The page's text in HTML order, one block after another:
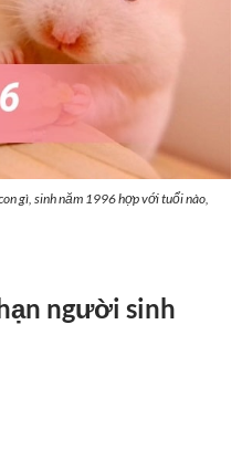
gì, sinh năm 1996 hợp với tuổi nào,
người sinh